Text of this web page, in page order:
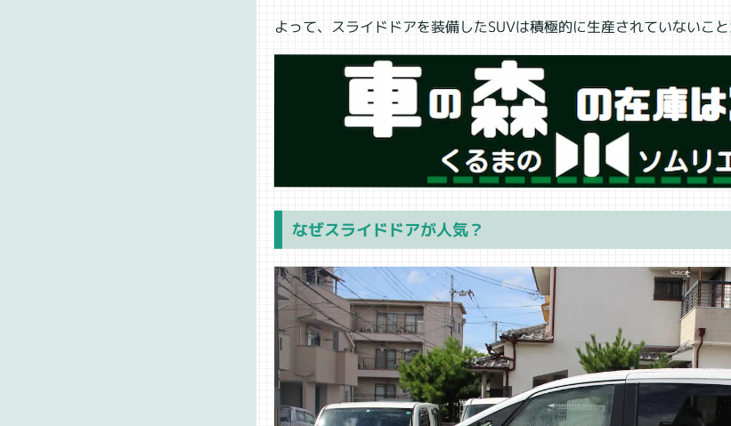
よって、スライドドアを装備したSUVは積極的に生産されていないこと
なぜスライドドアが人気？